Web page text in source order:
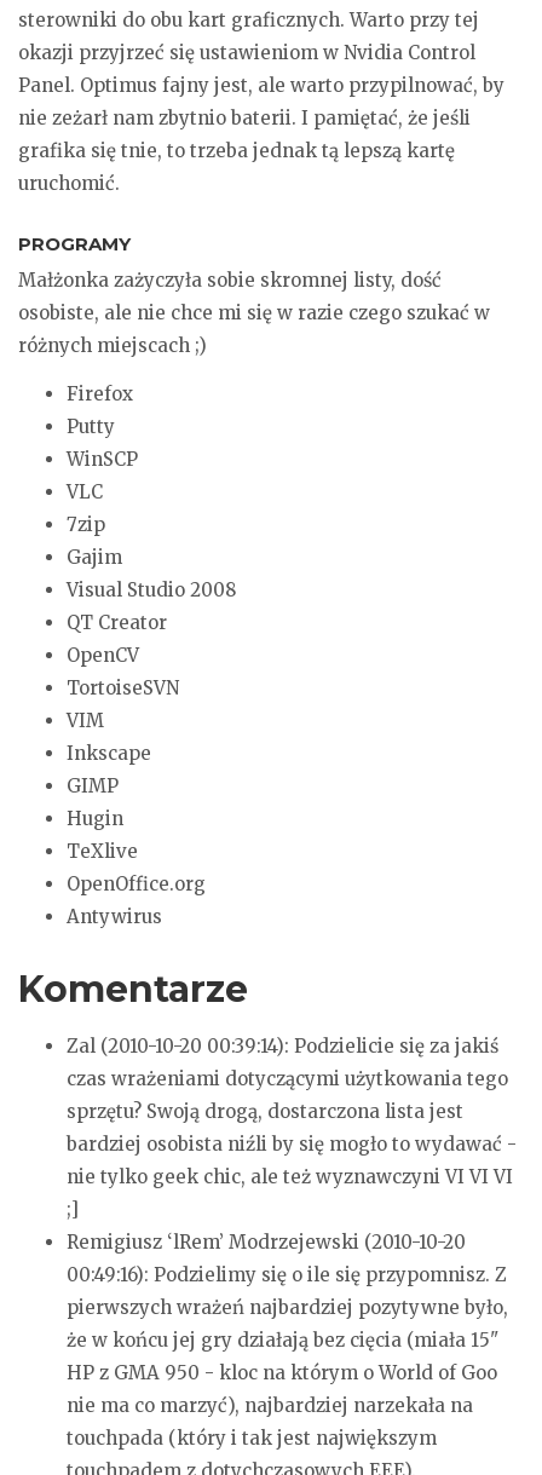
sterowniki do obu kart graficznych. Warto przy tej
okazji przyjrzeć się ustawieniom w Nvidia Control
Panel. Optimus fajny jest, ale warto przypilnować, by
nie zeżarł nam zbytnio baterii. I pamiętać, że jeśli
grafika się tnie, to trzeba jednak tą lepszą kartę
uruchomić.
PROGRAMY
Małżonka zażyczyła sobie skromnej listy, dość
osobiste, ale nie chce mi się w razie czego szukać w
różnych miejscach ;)
Firefox
Putty
WinSCP
VLC
7zip
Gajim
Visual Studio 2008
QT Creator
OpenCV
TortoiseSVN
VIM
Inkscape
GIMP
Hugin
TeXlive
OpenOffice.org
Antywirus
Komentarze
Zal (2010-10-20 00:39:14): Podzielicie się za jakiś
czas wrażeniami dotyczącymi użytkowania tego
sprzętu? Swoją drogą, dostarczona lista jest
bardziej osobista niźli by się mogło to wydawać -
nie tylko geek chic, ale też wyznawczyni VI VI VI
;]
Remigiusz ‘lRem’ Modrzejewski (2010-10-20
00:49:16): Podzielimy się o ile się przypomnisz. Z
pierwszych wrażeń najbardziej pozytywne było,
że w końcu jej gry działają bez cięcia (miała 15"
HP z GMA 950 - kloc na którym o World of Goo
nie ma co marzyć), najbardziej narzekała na
touchpada (który i tak jest największym
touchpadem z dotychczasowych EEE).